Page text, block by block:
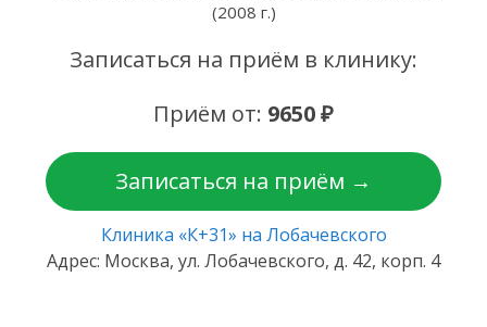
(2008 г.)
Записаться на приём в клинику:
Приём от: 9650 ₽
Записаться на приём →
Клиника «К+31» на Лобачевского
Адрес: Москва, ул. Лобачевского, д. 42, корп. 4